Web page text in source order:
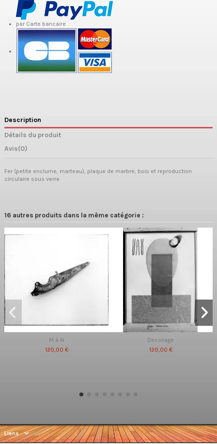
par Carte bancaire
Description
Détails du produit
Avis(0)
Fer (petite enclume, marteau), plaque de marbre, bois et reproduction
circulaire sous verre
16 autres produits dans la même catégorie :
M à N
120,00 €
Decollage
120,00 €
Liens